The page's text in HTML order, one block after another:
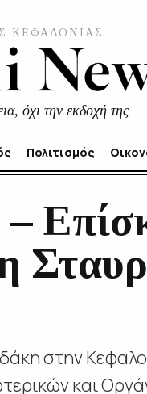
ΚΕΦΑΛΟΝΙΑΣ
όχι την εκδοχή της
Πολιτισμός
στην
και